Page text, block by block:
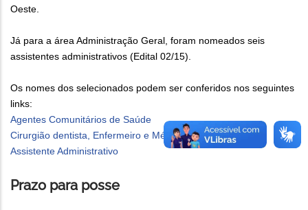
Oeste.
Já para a área Administração Geral, foram nomeados seis
assistentes administrativos (Edital 02/15).
Os nomes dos selecionados podem ser conferidos nos seguintes
links:
Agentes Comunitários de Saúde
Cirurgião dentista, Enfermeiro e Médico
Assistente Administrativo
Prazo para posse